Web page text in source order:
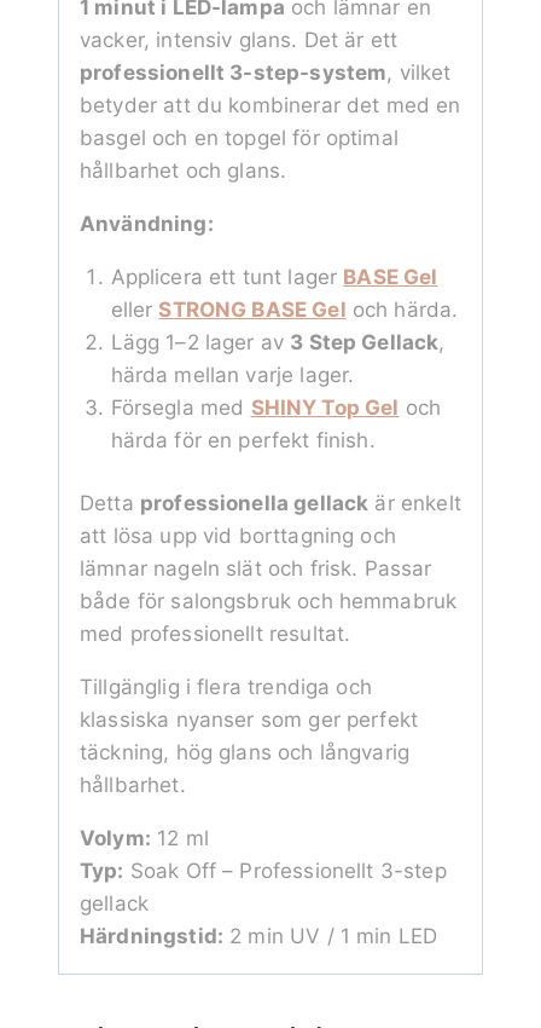
1 minut i LED-lampa och lämnar en
vacker, intensiv glans. Det är ett
professionellt 3-step-system, vilket
betyder att du kombinerar det med en
basgel och en topgel för optimal
hållbarhet och glans.
Användning:
Applicera ett tunt lager BASE Gel
ellerSTRONG BASE Gel och härda.
Lägg 1–2 lager av 3 Step Gellack,
härda mellan varje lager.
Försegla med SHINY Top Gel och
härda för en perfekt finish.
Detta professionella gellack är enkelt
att lösa upp vid borttagning och
lämnar nageln slät och frisk. Passar
både för salongsbruk och hemmabruk
med professionellt resultat.
Tillgänglig i flera trendiga och
klassiska nyanser som ger perfekt
täckning, hög glans och långvarig
hållbarhet.
Volym: 12 ml
Typ: Soak Off – Professionellt 3-step
gellack
Härdningstid: 2 min UV / 1 min LED